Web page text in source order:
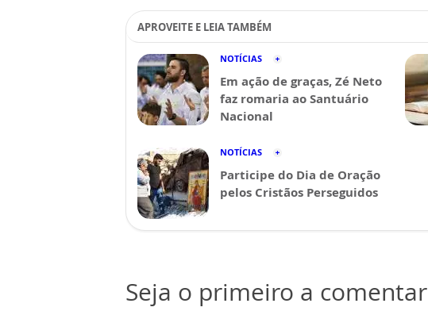
APROVEITE E LEIA TAMBÉM
NOTÍCIAS
Em ação de graças, Zé Neto
faz romaria ao Santuário
Nacional
NOTÍCIAS
Participe do Dia de Oração
pelos Cristãos Perseguidos
Seja o primeiro a comentar